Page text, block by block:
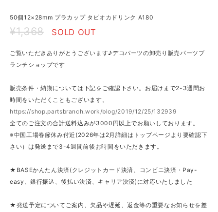
50個12×28mm プラカップ タピオカドリンク A180
¥1,368 SOLD OUT
ご覧いただきありがとうございます♪デコパーツの卸売り販売パーツブ
ランチショップです
販売条件・納期については下記をご確認下さい。お届けまで2-3週間お
時間をいただくこともございます。
https://shop.partsbranch.work/blog/2019/12/25/132939
全てのご注文の合計送料込みが3000円以上でお願いしております。
※中国工場春節休み付近(2026年は2月詳細はトップページより要確認下
さい）は発送まで3-4週間前後お時間をいただきます。
★BASEかんたん決済(クレジットカード決済、コンビニ決済・Pay-
easy、銀行振込、後払い決済、キャリア決済)に対応いたしました
★発送予定についてご案内、欠品や遅延、返金等の重要なお知らせを差